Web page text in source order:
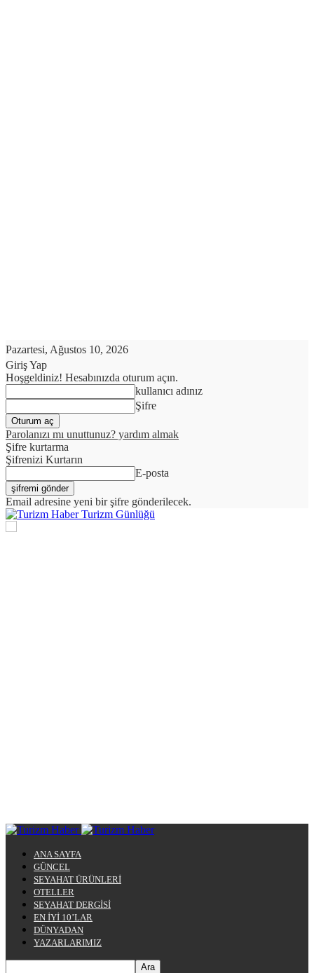
Pazartesi, Ağustos 10, 2026
Giriş Yap
Hoşgeldiniz! Hesabınızda oturum açın.
kullanıcı adınız
Şifre
Parolanızı mı unuttunuz? yardım almak
Şifre kurtarma
Şifrenizi Kurtarın
E-posta
Email adresine yeni bir şifre gönderilecek.
Turizm Günlüğü
ANA SAYFA
GÜNCEL
SEYAHAT ÜRÜNLERİ
OTELLER
SEYAHAT DERGİSİ
EN İYİ 10’LAR
DÜNYADAN
YAZARLARIMIZ